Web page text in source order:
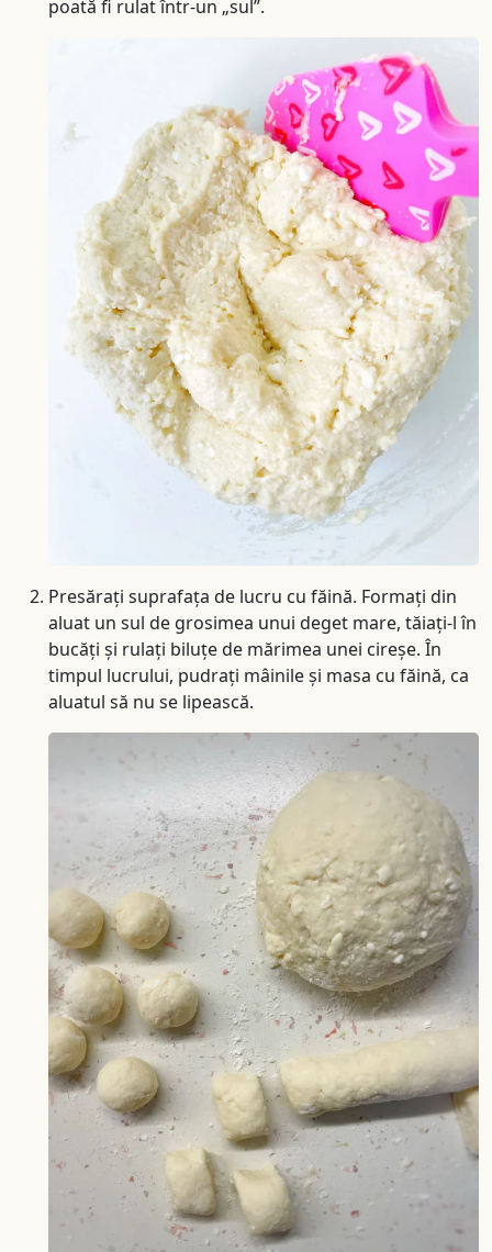
poată fi rulat într-un „sul”.
Presărați suprafața de lucru cu făină. Formați din
aluat un sul de grosimea unui deget mare, tăiați-l în
bucăți și rulați biluțe de mărimea unei cireșe. În
timpul lucrului, pudrați mâinile și masa cu făină, ca
aluatul să nu se lipească.